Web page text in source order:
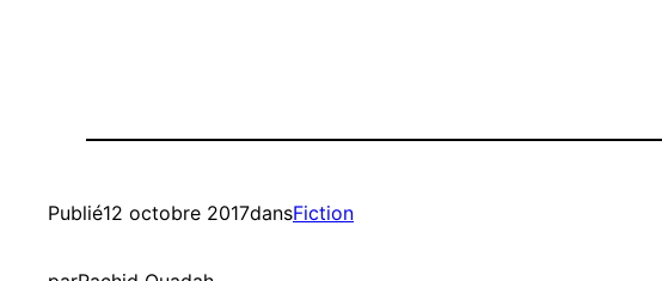
Publié12 octobre 2017dansFiction